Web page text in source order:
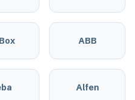
ABB
Alfen